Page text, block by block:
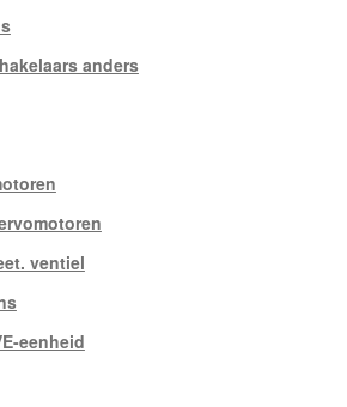
anders
ventiel
eenheid